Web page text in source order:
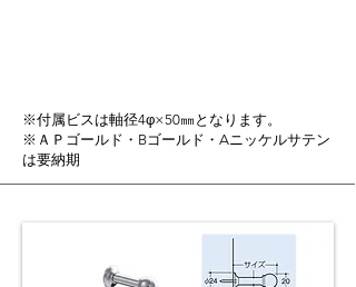
※付属ビスは軸径4φ×50㎜となります。
※ＡＰゴールド・Bゴールド・Aニッケルサテン
は要納期